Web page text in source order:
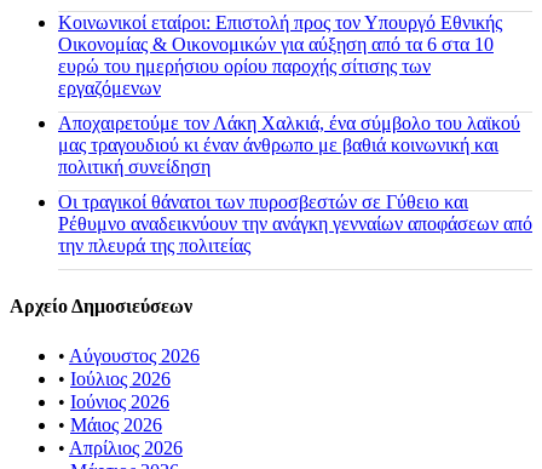
Κοινωνικοί εταίροι: Επιστολή προς τον Υπουργό Εθνικής
Οικονομίας & Οικονομικών για αύξηση από τα 6 στα 10
ευρώ του ημερήσιου ορίου παροχής σίτισης των
εργαζόμενων
Αποχαιρετούμε τον Λάκη Χαλκιά, ένα σύμβολο του λαϊκού
μας τραγουδιού κι έναν άνθρωπο με βαθιά κοινωνική και
πολιτική συνείδηση
Οι τραγικοί θάνατοι των πυροσβεστών σε Γύθειο και
Ρέθυμνο αναδεικνύουν την ανάγκη γενναίων αποφάσεων από
την πλευρά της πολιτείας
Αρχείο Δημοσιεύσεων
• Αύγουστος 2026
• Ιούλιος 2026
• Ιούνιος 2026
• Μάιος 2026
• Απρίλιος 2026